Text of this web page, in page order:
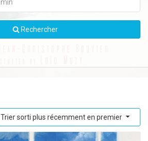
Rechercher
Trier sorti plus récemment en premier